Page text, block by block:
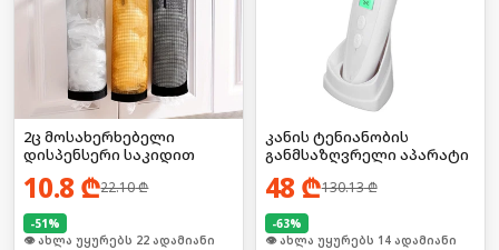
2ც მოსახერხებელი
დისპენსერი საკიდით
10.8 ₾22.10₾
-51%
🛒 ბოლო 24სთ-ში იყიდა 34-მა
კანის ტენიანობის
განმსაზღვრელი აპარატი
48 ₾130.13₾
-63%
🛒 ბოლო 24სთ-ში იყიდა 18-მა